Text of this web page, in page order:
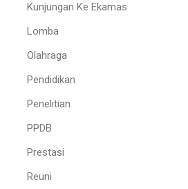
Kunjungan Ke Ekamas
Lomba
Olahraga
Pendidikan
Penelitian
PPDB
Prestasi
Reuni